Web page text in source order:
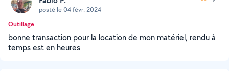
posté le 04 févr. 2024
Outillage
bonne transaction pour la location de mon matériel, rendu à
temps est en heures